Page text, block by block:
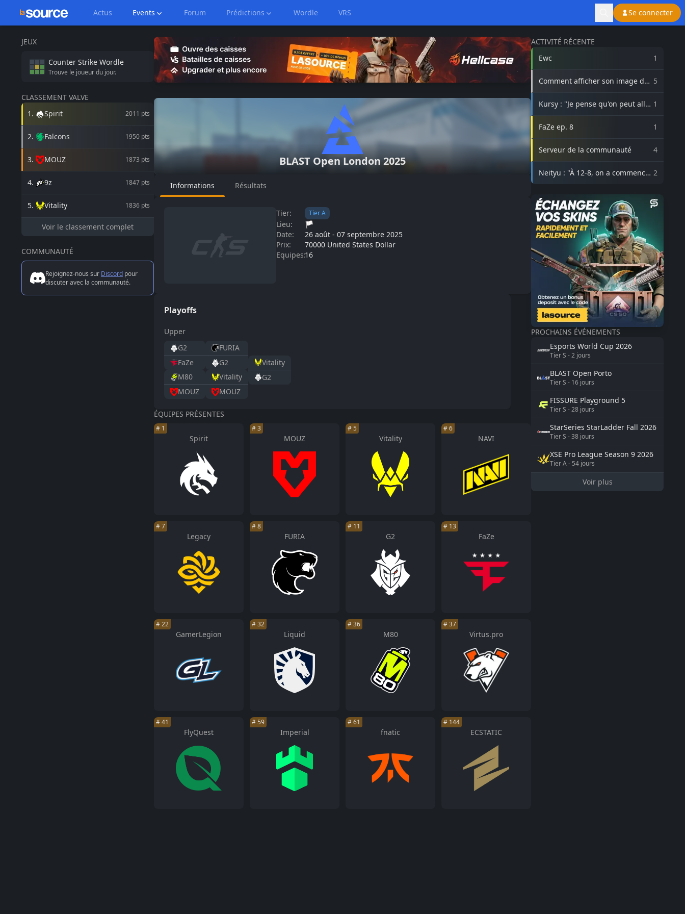
Actus Events Forum Prédictions Wordle VRS Se connecter
JEUX
Counter Strike Wordle
Trouve le joueur du jour.
CLASSEMENT VALVE
1 . Spirit 2011 pts
2. Falcons 1950 pts
3. MOUZ 1873 pts
4. 9z 1847 pts
5. Vitality 1836 pts
Voir le classement complet
COMMUNAUTÉ
Rejoignez-nous sur Discord pour
discuter avec la communauté.
BLAST OpenLondon 2025
Informations Résultats
Tier: TierA
Lieu:
🏳️
Date:
26 août - 07 septembre 2025
Prix:
70000 United States Dollar
Equipes:16
Playoffs
Upper
Vitality
G2
FURIA
G2
Vitality
MOUZ
G2
FaZe
M80
MOUZ
ÉQUIPES PRÉSENTES
# 1
Spirit
#3
MOUZ
#5
Vitality
#6
NAVI
#7
Legacy
#8
FURIA
# 11
G2
# 13
FaZe
#22
GamerLegion
#32
Liquid
#36
M80
#37
Virtus.pro
#41
FlyQuest
#59
Imperial
#61
fnatic
# 144
ECSTATIC
ACTIVITÉ RÉCENTE
Ewc
1
Comment afficher son image de
5
Kursy : "Je pense qu'on peut aller
3DMAX"
1
FaZe ep. 8 1
Serveur de la communauté 4
Neityu : "À 12-8, on a commencé 2
PROCHAINS ÉVÉNEMENTS
Esports World Cup 2026
TierS -2 jours
BLAST Open Porto
TierS - 16 jours
FISSURE Playground 5
TierS -28 jours
StarSeries StarLadder Fall 2026
TierS -38 jours
XSE Pro League Season 9 2026
TierA- 54 jours
Voir plus